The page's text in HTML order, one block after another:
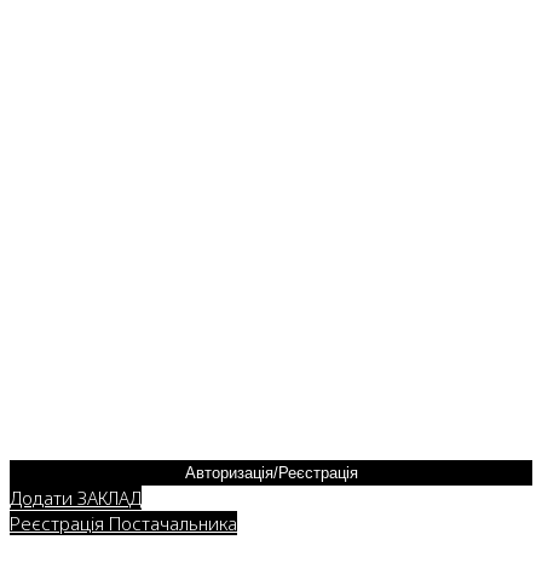
Авторизація/Реєстрація
Додати ЗАКЛАД
Реєстрація Постачальника